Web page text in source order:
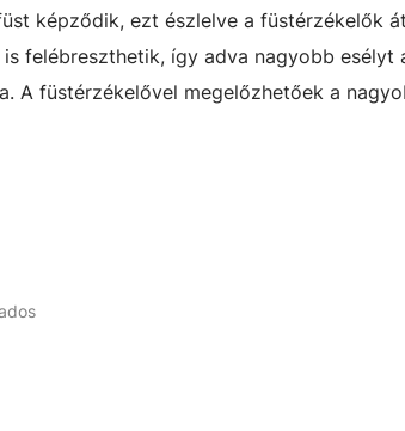
képződik, ezt észlelve a füstérzékelők
felébreszthetik, így adva nagyobb esélyt
A füstérzékelővel megelőzhetőek a